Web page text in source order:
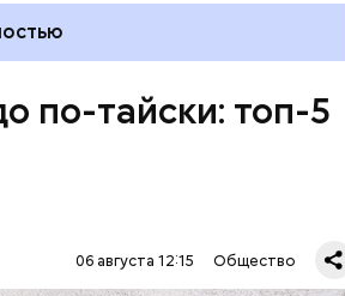
по-тайски: топ-5
06 августа 12:15 Общество